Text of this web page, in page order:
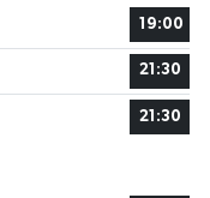
19:00
21:30
21:30